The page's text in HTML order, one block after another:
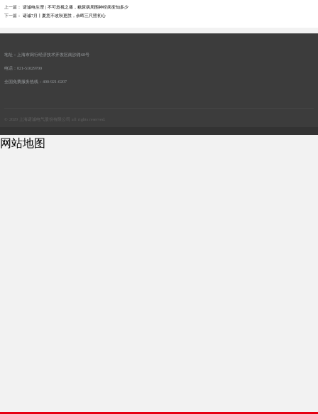
上一篇： 诺诚电生理 | 不可忽视之痛，糖尿病周围神经病变知多少
下一篇： 诺诚7月丨夏意不改秋更胜，余晖三尺照初心
地址：上海市闵行经济技术开发区南沙路68号
电话：021-51029700
全国免费服务热线：400-921-0207
© 2020 上海诺诚电气股份有限公司 all rights reserved.
网站地图